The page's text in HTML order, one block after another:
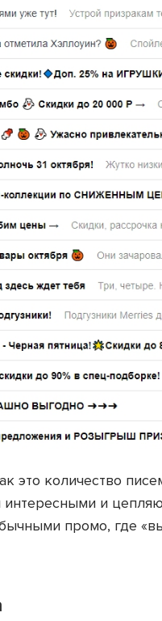
это количество
интересными и
промо, где